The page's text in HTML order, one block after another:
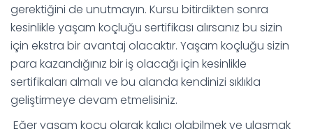
gerektiğini de unutmayın. Kursu bitirdikten sonra
kesinlikle yaşam koçluğu sertifikası alırsanız bu sizin
için ekstra bir avantaj olacaktır. Yaşam koçluğu sizin
para kazandığınız bir iş olacağı için kesinlikle
sertifikaları almalı ve bu alanda kendinizi sıklıkla
geliştirmeye devam etmelisiniz.
Eğer yaşam koçu olarak kalıcı olabilmek ve ulaşmak